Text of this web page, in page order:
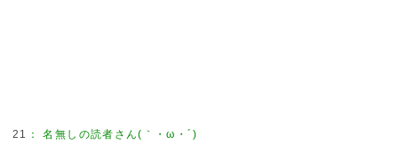
21 ：名無しの読者さん(｀・ω・´)